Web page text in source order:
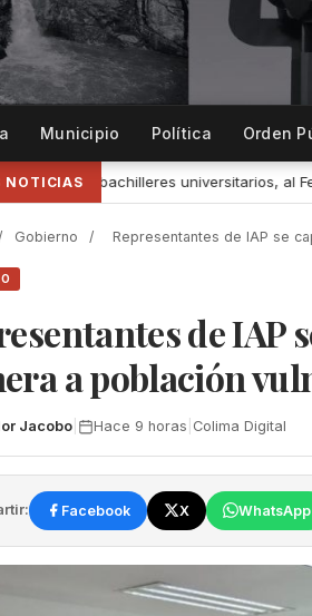
Municipio Política Orden
NOTICIAS
Internacional de Teatro Universitario
/ Gobierno / Representantes de IAP se
de IAP
a población
Jacobo Hace 9 horas Colima Digital
Facebook X WhatsApp